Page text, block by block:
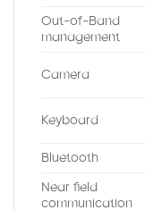
Out-of-Band
management
Camera
Keyboard
Bluetooth
Near field
communication